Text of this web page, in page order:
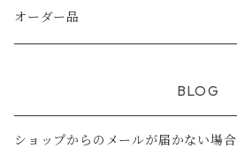
シトリン
ラブライドライト
淡水パール
天然石
真鍮メッキ
天然石
真鍮メッキ
K14gf
オーダー品
BLOG
ショップからのメールが届かない場合